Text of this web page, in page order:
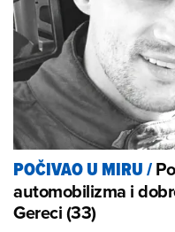
POČIVAO U MIRU/
automobilizma i
Gereci (33)